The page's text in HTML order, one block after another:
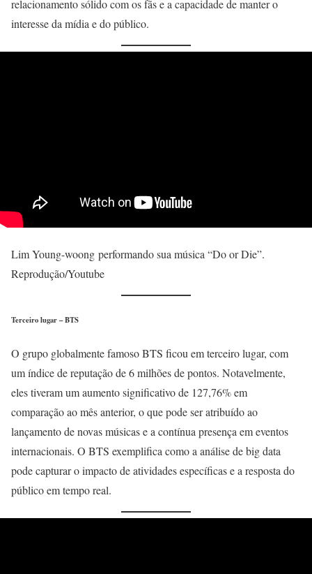
relacionamento sólido com os fãs e a capacidade de manter o
interesse da mídia e do público.
Lim Young-woong performando sua música “Do or Die”.
Reprodução/Youtube
Terceiro lugar – BTS
O grupo globalmente famoso BTS ficou em terceiro lugar, com
um índice de reputação de 6 milhões de pontos. Notavelmente,
eles tiveram um aumento significativo de 127,76% em
comparação ao mês anterior, o que pode ser atribuído ao
lançamento de novas músicas e a contínua presença em eventos
internacionais. O BTS exemplifica como a análise de big data
pode capturar o impacto de atividades específicas e a resposta do
público em tempo real.